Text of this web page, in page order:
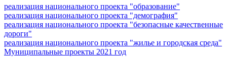
реализация национального проекта "образование"
реализация национального проекта "демография"
реализация национального проекта "безопасные качественные
дороги"
реализация национального проекта "жилье и городская среда"
Муниципальные проекты 2021 год